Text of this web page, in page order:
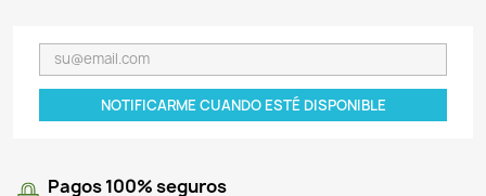
altamente digestible, con un alto contenido de proteínas
ideal para peces debilitados en proceso de
mantienen su forma en el agua, evitando la turbidez.
"Sera Nature", este alimento promueve una dieta
Cantidad